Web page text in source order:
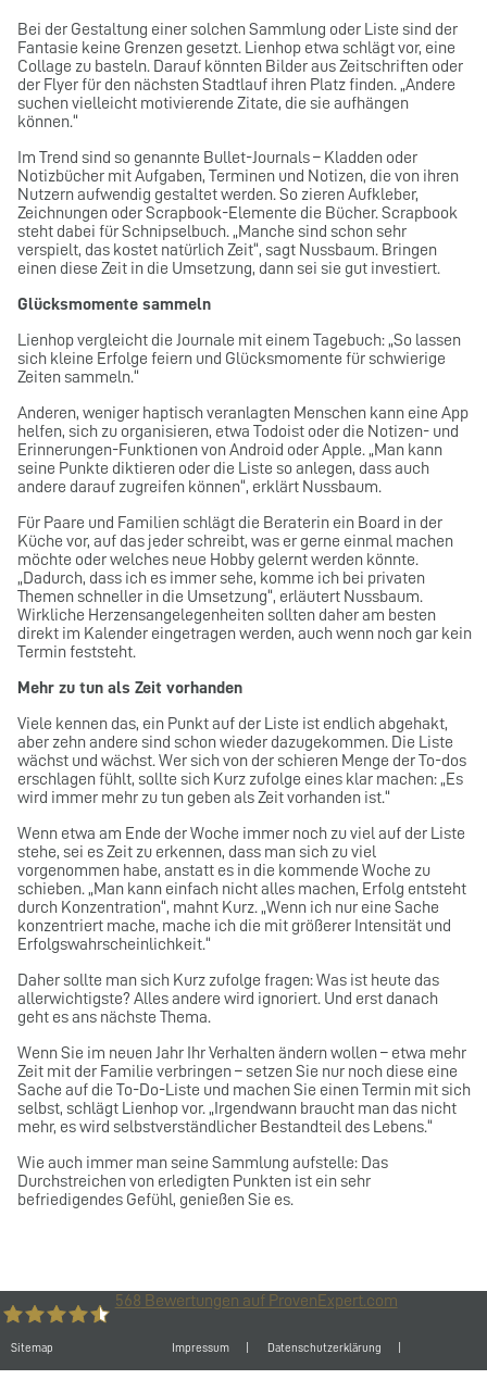
Bei der Gestaltung einer solchen Sammlung oder Liste sind der
Fantasie keine Grenzen gesetzt. Lienhop etwa schlägt vor, eine
Collage zu basteln. Darauf könnten Bilder aus Zeitschriften oder
der Flyer für den nächsten Stadtlauf ihren Platz finden. „Andere
suchen vielleicht motivierende Zitate, die sie aufhängen
können.“
Im Trend sind so genannte Bullet-Journals – Kladden oder
Notizbücher mit Aufgaben, Terminen und Notizen, die von ihren
Nutzern aufwendig gestaltet werden. So zieren Aufkleber,
Zeichnungen oder Scrapbook-Elemente die Bücher. Scrapbook
steht dabei für Schnipselbuch. „Manche sind schon sehr
verspielt, das kostet natürlich Zeit“, sagt Nussbaum. Bringen
einen diese Zeit in die Umsetzung, dann sei sie gut investiert.
Glücksmomente sammeln
Lienhop vergleicht die Journale mit einem Tagebuch: „So lassen
sich kleine Erfolge feiern und Glücksmomente für schwierige
Zeiten sammeln.“
Anderen, weniger haptisch veranlagten Menschen kann eine App
helfen, sich zu organisieren, etwa Todoist oder die Notizen- und
Erinnerungen-Funktionen von Android oder Apple. „Man kann
seine Punkte diktieren oder die Liste so anlegen, dass auch
andere darauf zugreifen können“, erklärt Nussbaum.
Für Paare und Familien schlägt die Beraterin ein Board in der
Küche vor, auf das jeder schreibt, was er gerne einmal machen
möchte oder welches neue Hobby gelernt werden könnte.
„Dadurch, dass ich es immer sehe, komme ich bei privaten
Themen schneller in die Umsetzung“, erläutert Nussbaum.
Wirkliche Herzensangelegenheiten sollten daher am besten
direkt im Kalender eingetragen werden, auch wenn noch gar kein
Termin feststeht.
Mehr zu tun als Zeit vorhanden
Viele kennen das, ein Punkt auf der Liste ist endlich abgehakt,
aber zehn andere sind schon wieder dazugekommen. Die Liste
wächst und wächst. Wer sich von der schieren Menge der To-dos
erschlagen fühlt, sollte sich Kurz zufolge eines klar machen: „Es
wird immer mehr zu tun geben als Zeit vorhanden ist.“
Wenn etwa am Ende der Woche immer noch zu viel auf der Liste
stehe, sei es Zeit zu erkennen, dass man sich zu viel
vorgenommen habe, anstatt es in die kommende Woche zu
schieben. „Man kann einfach nicht alles machen, Erfolg entsteht
durch Konzentration“, mahnt Kurz. „Wenn ich nur eine Sache
konzentriert mache, mache ich die mit größerer Intensität und
Erfolgswahrscheinlichkeit.“
Daher sollte man sich Kurz zufolge fragen: Was ist heute das
allerwichtigste? Alles andere wird ignoriert. Und erst danach
geht es ans nächste Thema.
Wenn Sie im neuen Jahr Ihr Verhalten ändern wollen – etwa mehr
Zeit mit der Familie verbringen – setzen Sie nur noch diese eine
Sache auf die To-Do-Liste und machen Sie einen Termin mit sich
selbst, schlägt Lienhop vor. „Irgendwann braucht man das nicht
mehr, es wird selbstverständlicher Bestandteil des Lebens.“
Wie auch immer man seine Sammlung aufstelle: Das
Durchstreichen von erledigten Punkten ist ein sehr
befriedigendes Gefühl, genießen Sie es.
Büro-Kaizen GmbH
568 Bewertungen auf ProvenExpert.com
Sitemap Impressum Datenschutzerklärung